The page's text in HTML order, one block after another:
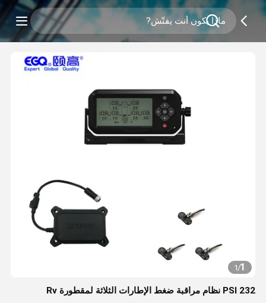
1
/
1
232 PSI نظام مراقبة ضغط الإطارات الثلاثة لمقطورة Rv